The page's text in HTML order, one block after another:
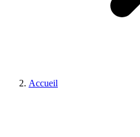
Accueil